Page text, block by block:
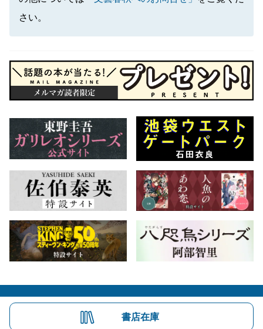
さい。
書店在庫
会社概要 自費出版のご案内 お問合せ
株式会社文藝春秋 文春オンライン Number Web